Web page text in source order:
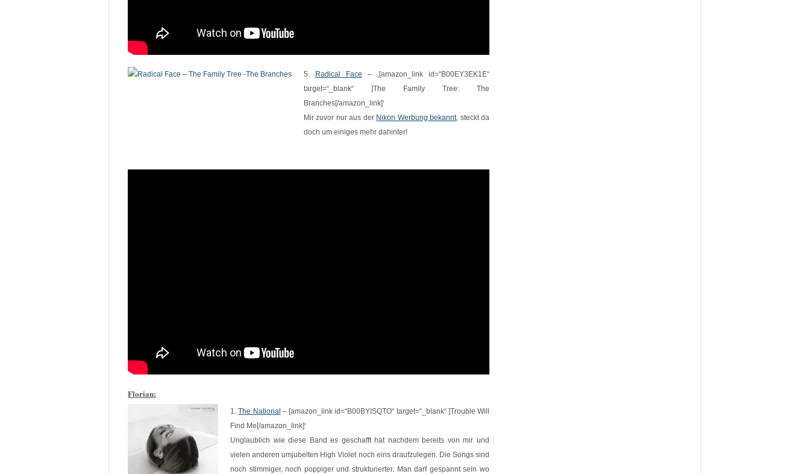
5. Radical Face – ‚[amazon_link id=“B00EY3EK1E“
target=“_blank“ ]The Family Tree: The
Branches[/amazon_link]‘
Mir zuvor nur aus der Nikon Werbung bekannt, steckt da
doch um einiges mehr dahinter!
Florian:
1.The National – [amazon_link id=“B00BYISQTO“ target=“_blank“ ]Trouble Will
Find Me[/amazon_link]‘
Unglaublich wie diese Band es geschafft hat nachdem bereits von mir und
vielen anderen umjubelten High Violet noch eins draufzulegen. Die Songs sind
noch stimmiger, noch poppiger und strukturierter. Man darf gespannt sein wo